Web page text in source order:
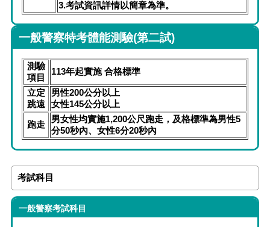
3.考試資訊詳情以簡章為準。
一般警察特考體能測驗(第二試)
測驗
項目
113年起實施 合格標準
立定
跳遠
男性200公分以上
女性145公分以上
跑走
男女性均實施1,200公尺跑走，及格標準為男性5
分50秒內、女性6分20秒內
考試科目
一般警察考試科目